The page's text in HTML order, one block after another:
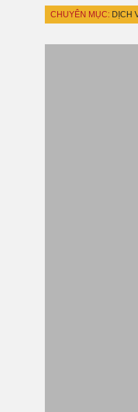
CHUYÊN MỤC: DỊCH